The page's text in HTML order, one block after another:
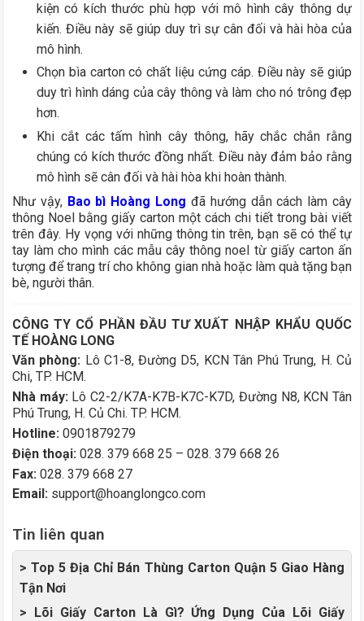
kiện có kích thước phù hợp với mô hình cây thông dự
kiến. Điều này sẽ giúp duy trì sự cân đối và hài hòa của
mô hình.
Chọn bìa carton có chất liệu cứng cáp. Điều này sẽ giúp
duy trì hình dáng của cây thông và làm cho nó trông đẹp
hơn.
Khi cắt các tấm hình cây thông, hãy chắc chắn rằng
chúng có kích thước đồng nhất. Điều này đảm bảo rằng
mô hình sẽ cân đối và hài hòa khi hoàn thành.
Như vậy, Bao bì Hoàng Long đã hướng dẫn cách làm cây
thông Noel bằng giấy carton một cách chi tiết trong bài viết
trên đây. Hy vọng với những thông tin trên, bạn sẽ có thể tự
tay làm cho mình các mẫu cây thông noel từ giấy carton ấn
tượng để trang trí cho không gian nhà hoặc làm quà tặng bạn
bè, người thân.
CÔNG TY CỔ PHẦN ĐẦU TƯ XUẤT NHẬP KHẨU QUỐC
TẾ HOÀNG LONG
Văn phòng: Lô C1-8, Đường D5, KCN Tân Phú Trung, H. Củ
Chi, TP. HCM.
Nhà máy:Lô C2-2/K7A-K7B-K7C-K7D, Đường N8, KCN Tân
Phú Trung, H. Củ Chi. TP. HCM.
Hotline: 0901879279
Điện thoại: 028. 379 668 25 – 028. 379 668 26
Fax: 028. 379 668 27
Email: support@hoanglongco.com
Tin liên quan
> Top 5 Địa Chỉ Bán Thùng Carton Quận 5 Giao Hàng
Tận Nơi
> Lõi Giấy Carton Là Gì? Ứng Dụng Của Lõi Giấy